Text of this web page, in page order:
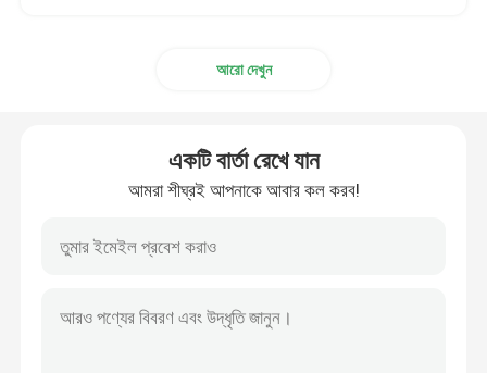
আরো দেখুন
একটি বার্তা রেখে যান
আমরা শীঘ্রই আপনাকে আবার কল করব!